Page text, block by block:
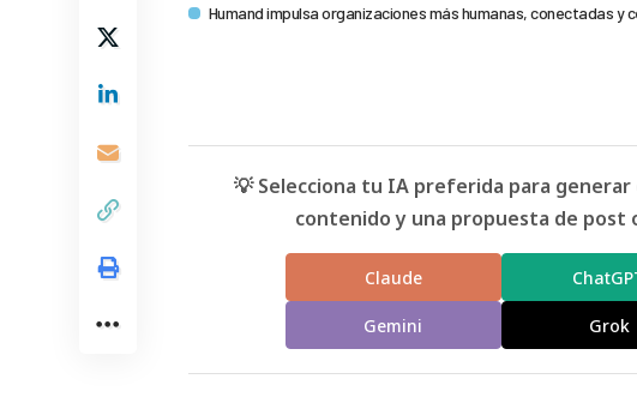
Humand impulsa organizaciones más humanas, conectadas y
💡 Selecciona tu IA preferida para
contenido y una propuesta de post
Claude
Gemini Grok